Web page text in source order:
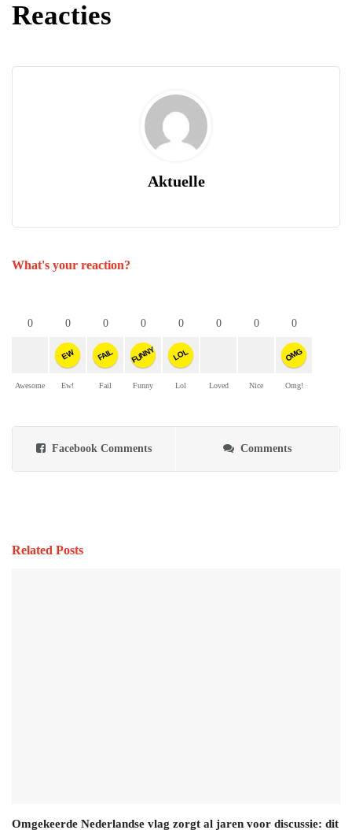
Reacties
Aktuelle
What's your reaction?
0
Awesome
0
EW
Ew!
0
FAIL
Fail
0
FUNNY
Funny
0
LOL
Lol
0
Loved
0
Nice
0
OMG
Omg!
Facebook Comments Comments
Related Posts
Omgekeerde Nederlandse vlag zorgt al jaren voor discussie: dit